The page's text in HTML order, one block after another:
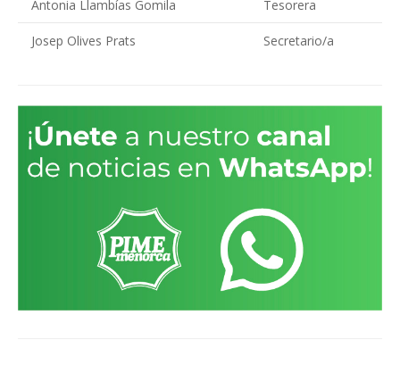
Antonia Llambías Gomila Tesorera
Josep Olives Prats Secretario/a